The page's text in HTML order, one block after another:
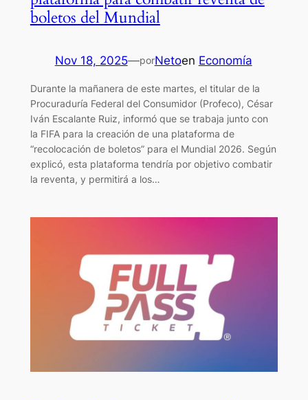
boletos del Mundial
Nov 18, 2025—porNetoen Economía
Durante la mañanera de este martes, el titular de la
Procuraduría Federal del Consumidor (Profeco), César
Iván Escalante Ruiz, informó que se trabaja junto con
la FIFA para la creación de una plataforma de
“recolocación de boletos” para el Mundial 2026. Según
explicó, esta plataforma tendría por objetivo combatir
la reventa, y permitirá a los…